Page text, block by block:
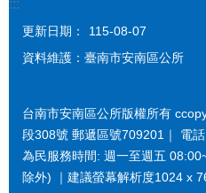
:::
更新日期：
115-08-07
資料維護：臺南市安南區公所
台南市安南區公所版權所有
段308號 郵遞區號709201｜ 電
為民服務時間: 週一至週五
除外) ｜建議螢幕解析度1024 x